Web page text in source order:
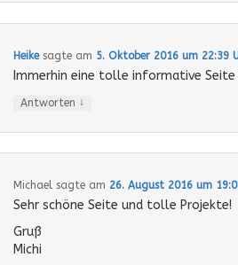
Heikesagte am 5. Oktober 2016 um 22:39
Immerhin eine tolle informative Seite
Antworten ↓
Michaelsagte am 26. August 2016 um
Sehr schöne Seite und tolle Projekte!
Gruß
Michi